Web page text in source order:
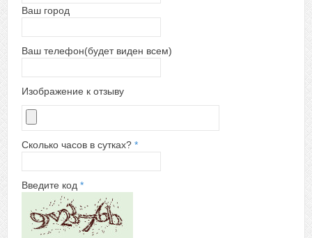
Ваш город
Ваш телефон(будет виден всем)
Изображение к отзыву
Сколько часов в сутках? *
Введите код *